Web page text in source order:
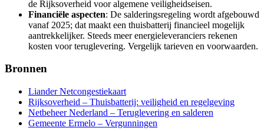
de Rijksoverheid voor algemene veiligheidseisen.
Financiële aspecten: De salderingsregeling wordt afgebouwd
vanaf 2025; dat maakt een thuisbatterij financieel mogelijk
aantrekkelijker. Steeds meer energieleveranciers rekenen
kosten voor teruglevering. Vergelijk tarieven en voorwaarden.
Bronnen
Liander Netcongestiekaart
Rijksoverheid – Thuisbatterij: veiligheid en regelgeving
Netbeheer Nederland – Teruglevering en salderen
Gemeente Ermelo – Vergunningen